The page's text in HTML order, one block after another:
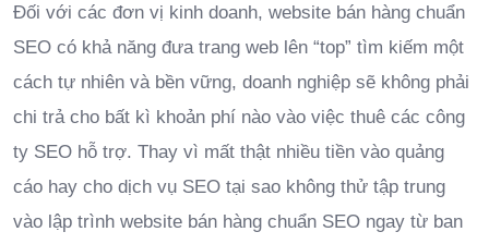
Đối với các đơn vị kinh doanh, website bán hàng chuẩn
SEO có khả năng đưa trang web lên “top” tìm kiếm một
cách tự nhiên và bền vững, doanh nghiệp sẽ không phải
chi trả cho bất kì khoản phí nào vào việc thuê các công
ty SEO hỗ trợ. Thay vì mất thật nhiều tiền vào quảng
cáo hay cho dịch vụ SEO tại sao không thử tập trung
vào lập trình website bán hàng chuẩn SEO ngay từ ban